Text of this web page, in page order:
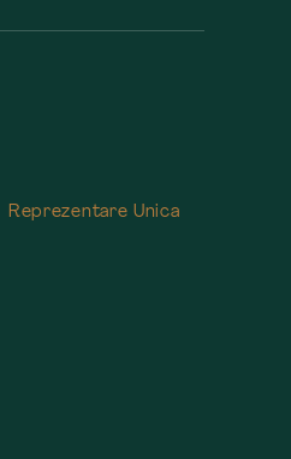
Reprezentare Unica